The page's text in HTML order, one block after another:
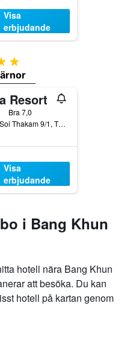
Visa
erbjudande
3 stjärnor
Resort
Bra 7,0
101/1-2 Soi Thakam 9/1, Tha Kham Road, Bangkok, Thailand
Visa
erbjudande
i Bang Khun
hotell nära Bang Khun
att besöka. Du kan
hotell på kartan genom